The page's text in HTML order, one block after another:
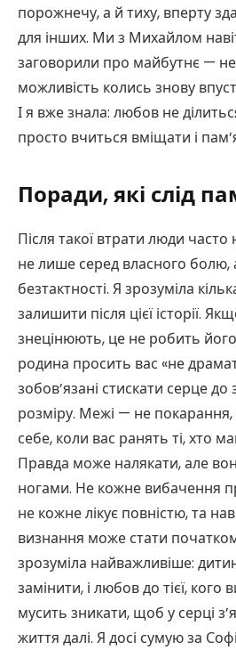
порожнечу, а й тиху, вперту
для інших. Ми з Михайлом
заговорили про майбутнє —
можливість колись знову
І я вже знала: любов не
просто вчиться вміщати і
Поради, які слід
Після такої втрати люди
не лише серед власного болю,
безтактності. Я зрозуміла
залишити після цієї історії.
знецінюють, це не робить
родина просить вас «не
зобов’язані стискати серце
розміру. Межі — не покарання,
себе, коли вас ранять ті, хто
Правда може налякати, але
ногами. Не кожне вибачення
не кожне лікує повністю, та
визнання може стати
зрозуміла найважливіше:
замінити, і любов до тієї, кого
мусить зникати, щоб у серці
життя далі. Я досі сумую за